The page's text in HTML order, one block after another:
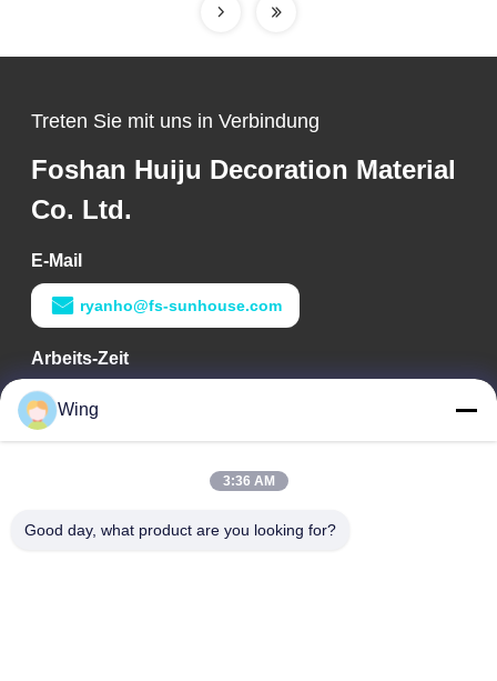
Treten Sie mit uns in Verbindung
Foshan Huiju Decoration Material
Co. Ltd.
E-Mail
ryanho@fs-sunhouse.com
Arbeits-Zeit
9:00-18:00
Unsere Adresse
Adresse des Unternehmens
Nanhai-Bezirk, Foshan-Stadt
Wing
3:36 AM
Good day, what product are you looking for?